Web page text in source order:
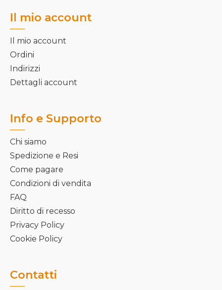
Il mio account
Il mio account
Ordini
Indirizzi
Dettagli account
Info e Supporto
Chi siamo
Spedizione e Resi
Come pagare
Condizioni di vendita
FAQ
Diritto di recesso
Privacy Policy
Cookie Policy
Contatti